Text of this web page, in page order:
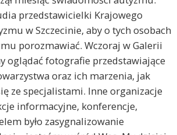
przedstawicielki Krajowego
w Szczecinie, aby o tych osobach
porozmawiać. Wczoraj w Galerii
oglądać fotografie przedstawiające
oraz ich marzenia, jak
ze specjalistami. Inne organizacje
informacyjne, konferencje,
było zasygnalizowanie